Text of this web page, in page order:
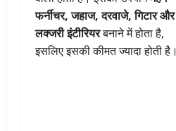
फर्नीचर, जहाज, दरवाजे, गिटार और
लक्जरी इंटीरियरबनाने में होता है,
इसलिए इसकी कीमत ज्यादा होती है।